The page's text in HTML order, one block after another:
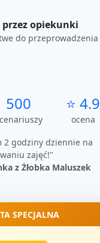
przez opiekunki
do przeprowadzenia
500 ⭐ 4.9
ocena
2 godziny dziennie na
zajęć!"
z Żłobka Maluszek
SPECJALNA